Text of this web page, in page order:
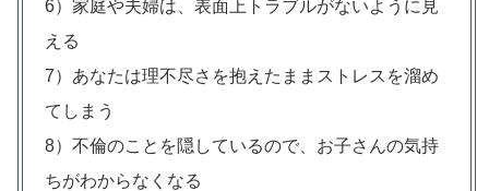
6）家庭や夫婦は、表面上トラブルがないように見
える
7）あなたは理不尽さを抱えたままストレスを溜め
てしまう
8）不倫のことを隠しているので、お子さんの気持
ちがわからなくなる